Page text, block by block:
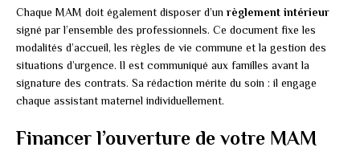
Chaque MAM doit également disposer d’un règlement intérieur
signé par l’ensemble des professionnels. Ce document fixe les
modalités d’accueil, les règles de vie commune et la gestion des
situations d’urgence. Il est communiqué aux familles avant la
signature des contrats. Sa rédaction mérite du soin : il engage
chaque assistant maternel individuellement.
Financer l’ouverture de votre MAM